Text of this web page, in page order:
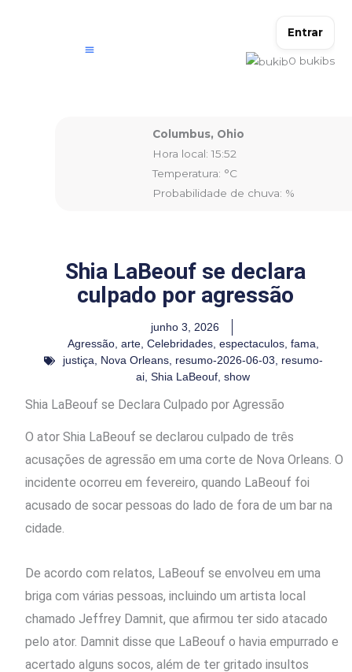
Entrar
0 bukibs
Columbus, Ohio
Hora local: 15:52
Temperatura: °C
Probabilidade de chuva: %
Shia LaBeouf se declara
culpado por agressão
junho 3, 2026
Agressão, arte, Celebridades, espectaculos, fama,
justiça, Nova Orleans, resumo-2026-06-03, resumo-
ai, Shia LaBeouf, show
Shia LaBeouf se Declara Culpado por Agressão
O ator Shia LaBeouf se declarou culpado de três
acusações de agressão em uma corte de Nova Orleans. O
incidente ocorreu em fevereiro, quando LaBeouf foi
acusado de socar pessoas do lado de fora de um bar na
cidade.
De acordo com relatos, LaBeouf se envolveu em uma
briga com várias pessoas, incluindo um artista local
chamado Jeffrey Damnit, que afirmou ter sido atacado
pelo ator. Damnit disse que LaBeouf o havia empurrado e
acertado alguns socos, além de ter gritado insultos